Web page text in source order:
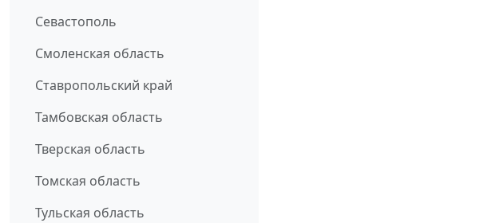
Севастополь
Смоленская область
Ставропольский край
Тамбовская область
Тверская область
Томская область
Тульская область